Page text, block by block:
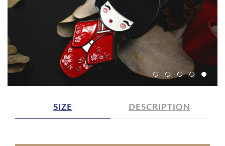
SIZE DESCRIPTION